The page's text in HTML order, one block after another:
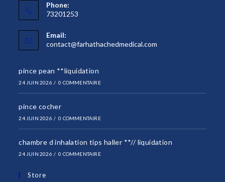
Phone:
73201253
Email:
contact@farhathachedmedical.com
pince pean **liquidation
24 JUIN 2026 / 0 COMMENTAIRE
pince cocher
24 JUIN 2026 / 0 COMMENTAIRE
chambre d inhalation tips haller **// liquidation
24 JUIN 2026 / 0 COMMENTAIRE
Store